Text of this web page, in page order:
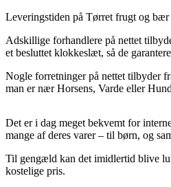
Leveringstiden på Tørret frugt og bær
Adskillige forhandlere på nettet
et besluttet klokkeslæt, så de
Nogle forretninger på nettet tilbyder
man er nær Horsens, Varde eller
Det er i dag meget bekvemt for
mange af deres varer – til børn, og
Til gengæld kan det imidlertid blive
kostelige pris.